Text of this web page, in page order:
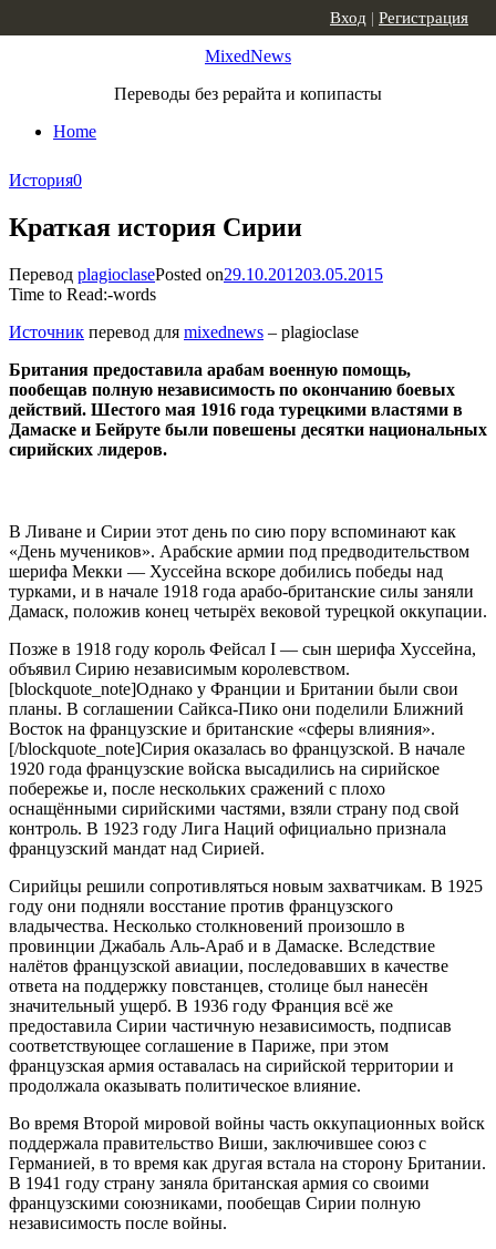
MixedNews
Переводы без рерайта и копипасты
Home
Вход | Регистрация
История0
Краткая история Сирии
Перевод plagioclasePosted on29.10.201203.05.2015
Time to Read:-words
Источник перевод для mixednews – plagioclase
Британия предоставила арабам военную помощь,
пообещав полную независимость по окончанию боевых
действий. Шестого мая 1916 года турецкими властями в
Дамаске и Бейруте были повешены десятки национальных
сирийских лидеров.
В Ливане и Сирии этот день по сию пору вспоминают как
«День мучеников». Арабские армии под предводительством
шерифа Мекки — Хуссейна вскоре добились победы над
турками, и в начале 1918 года арабо-британские силы заняли
Дамаск, положив конец четырёх вековой турецкой оккупации.
Позже в 1918 году король Фейсал I — сын шерифа Хуссейна,
объявил Сирию независимым королевством.
[blockquote_note]Однако у Франции и Британии были свои
планы. В соглашении Сайкса-Пико они поделили Ближний
Восток на французские и британские «сферы влияния».
[/blockquote_note]Сирия оказалась во французской. В начале
1920 года французские войска высадились на сирийское
побережье и, после нескольких сражений с плохо
оснащёнными сирийскими частями, взяли страну под свой
контроль. В 1923 году Лига Наций официально признала
французский мандат над Сирией.
Сирийцы решили сопротивляться новым захватчикам. В 1925
году они подняли восстание против французского
владычества. Несколько столкновений произошло в
провинции Джабаль Аль-Араб и в Дамаске. Вследствие
налётов французской авиации, последовавших в качестве
ответа на поддержку повстанцев, столице был нанесён
значительный ущерб. В 1936 году Франция всё же
предоставила Сирии частичную независимость, подписав
соответствующее соглашение в Париже, при этом
французская армия оставалась на сирийской территории и
продолжала оказывать политическое влияние.
Во время Второй мировой войны часть оккупационных войск
поддержала правительство Виши, заключившее союз с
Германией, в то время как другая встала на сторону Британии.
В 1941 году страну заняла британская армия со своими
французскими союзниками, пообещав Сирии полную
независимость после войны.